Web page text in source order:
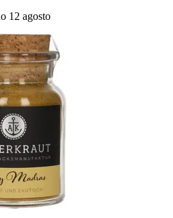
12 agosto